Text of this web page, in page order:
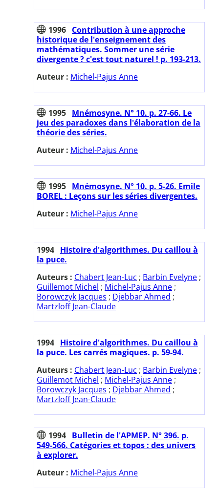
1996 Contribution à une approche
historique de l'enseignement des
mathématiques. Sommer une série
divergente ? c'est tout naturel ! p. 193-213.
Auteur : Michel-Pajus Anne
1995 Mnémosyne. N° 10. p. 27-66. Le
jeu des paradoxes dans l'élaboration de la
théorie des séries.
Auteur : Michel-Pajus Anne
1995 Mnémosyne. N° 10. p. 5-26. Emile
BOREL : Leçons sur les séries divergentes.
Auteur : Michel-Pajus Anne
1994 Histoire d'algorithmes. Du caillou à
la puce.
Auteurs : Chabert Jean-Luc ; Barbin Evelyne ;
Guillemot Michel ; Michel-Pajus Anne ;
Borowczyk Jacques ; Djebbar Ahmed ;
Martzloff Jean-Claude
1994 Histoire d'algorithmes. Du caillou à
la puce. Les carrés magiques. p. 59-94.
Auteurs : Chabert Jean-Luc ; Barbin Evelyne ;
Guillemot Michel ; Michel-Pajus Anne ;
Borowczyk Jacques ; Djebbar Ahmed ;
Martzloff Jean-Claude
1994 Bulletin de l'APMEP. N° 396. p.
549-566. Catégories et topos : des univers
à explorer.
Auteur : Michel-Pajus Anne